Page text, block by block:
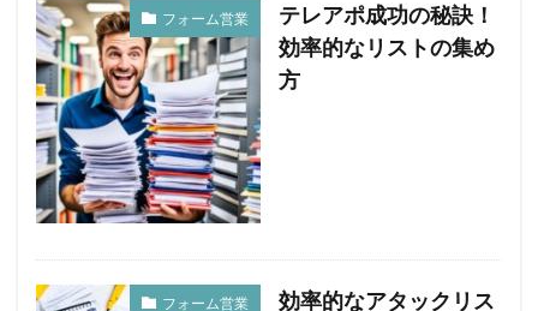
フォーム営業
テレアポ成功の秘訣！
効率的なリストの集め
方
フォーム営業
効率的なアタックリス